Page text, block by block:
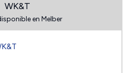
WK&T
en Melber